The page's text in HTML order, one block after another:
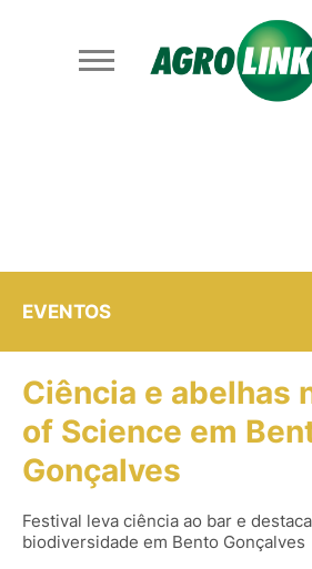
EVENTOS
Ciência e abelhas
of Science em
Gonçalves
Festival leva ciência ao bar e
biodiversidade em Bento Gonçalves